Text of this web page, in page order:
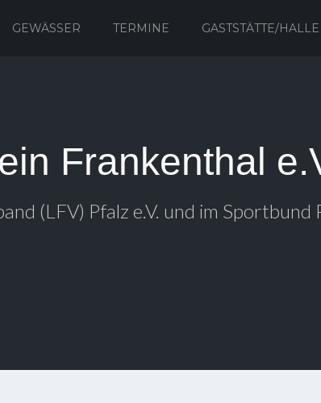
GEWÄSSER TERMINE GASTSTÄTTE/HALLE
Frankenthal
(LFV) Pfalz e.V. und im Sportbund